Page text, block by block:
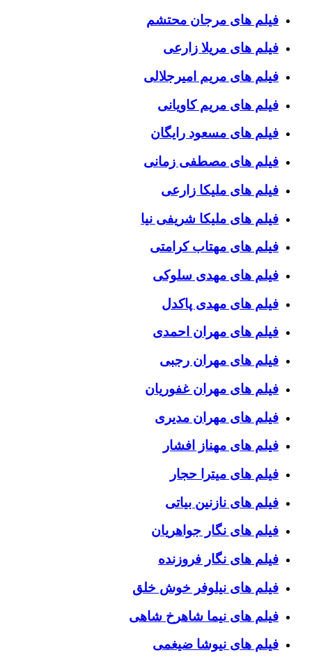
فیلم های مرجان محتشم
فیلم های مریلا زارعی
فیلم های مریم امیرجلالی
فیلم های مریم کاویانی
فیلم های مسعود رایگان
فیلم های مصطفی زمانی
فیلم های ملیکا زارعی
فیلم های ملیکا شریفی نیا
فیلم های مهتاب کرامتی
فیلم های مهدی سلوکی
فیلم های مهدی پاکدل
فیلم های مهران احمدی
فیلم های مهران رجبی
فیلم های مهران غفوریان
فیلم های مهران مدیری
فیلم های مهناز افشار
فیلم های میترا حجار
فیلم های نازنین بیاتی
فیلم های نگار جواهریان
فیلم های نگار فروزنده
فیلم های نیلوفر خوش خلق
فیلم های نیما شاهرخ شاهی
فیلم های نیوشا ضیغمی